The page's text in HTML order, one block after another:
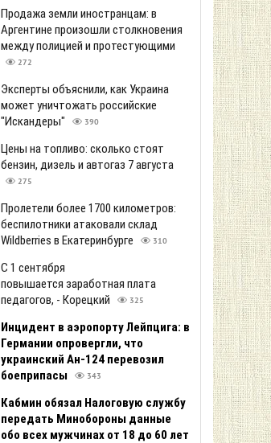
Продажа земли иностранцам: в
Аргентине произошли столкновения
между полицией и протестующими
272
Эксперты объяснили, как Украина
может уничтожать российские
"Искандеры"
390
Цены на топливо: сколько стоят
бензин, дизель и автогаз 7 августа
275
Пролетели более 1700 километров:
беспилотники атаковали склад
Wildberries в Екатеринбурге
310
С 1 сентября
повышается заработная плата
педагогов, - Корецкий
325
Инцидент в аэропорту Лейпцига: в
Германии опровергли, что
украинский Ан-124 перевозил
боеприпасы
343
Кабмин обязал Налоговую службу
передать Минобороны данные
обо всех мужчинах от 18 до 60 лет